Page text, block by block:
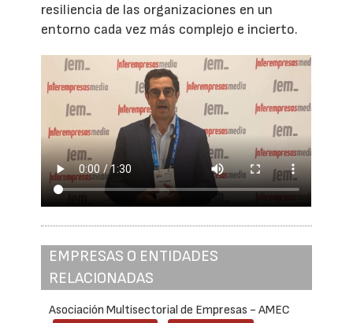
resiliencia de las organizaciones en un
entorno cada vez más complejo e incierto.
EMPRESAS O ENTIDADES
RELACIONADAS
Asociación Multisectorial de Empresas - AMEC